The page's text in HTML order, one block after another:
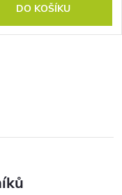
DO KOŠÍKU